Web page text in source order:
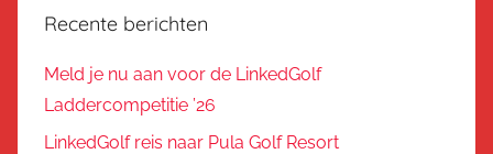
Recente berichten
Meld je nu aan voor de LinkedGolf
Laddercompetitie ’26
LinkedGolf reis naar Pula Golf Resort